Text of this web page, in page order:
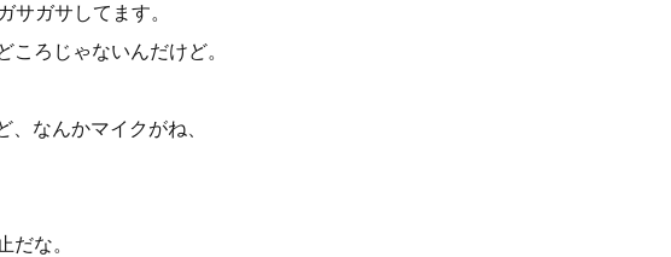
ガサしてます。
ろじゃないんだけど。
なんかマイクがね、
な。